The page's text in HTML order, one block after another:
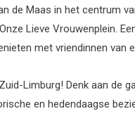
de Maas in het centrum
Lieve Vrouwenplein.
met vriendinnen van
Limburg! Denk aan de
en hedendaagse